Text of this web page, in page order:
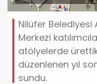
Nilüfer Belediyesi
Merkezi
atölyelerde
düzenlenen yıl
sundu.